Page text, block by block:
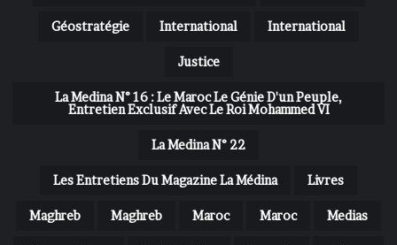
Géostratégie International International
Justice
La Medina N° 16 : Le Maroc Le Génie D'un Peuple,
Entretien Exclusif Avec Le Roi Mohammed VI
La Medina N° 22
Les Entretiens Du Magazine La Médina Livres
Maghreb Maghreb Maroc Maroc Medias